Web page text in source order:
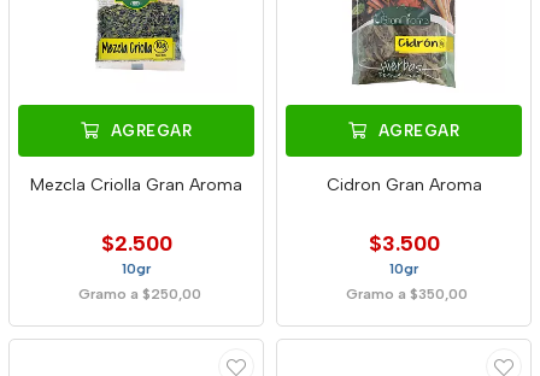
AGREGAR
Mezcla Criolla Gran Aroma
$2.500
10gr
Gramo a $250,00
AGREGAR
Cidron Gran Aroma
$3.500
10gr
Gramo a $350,00